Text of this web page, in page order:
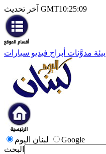
آخر تحديث GMT10:25:09
بيئة مدوَّنات أبراج فيديو سيارات
لبنان اليوم
Google
البحث